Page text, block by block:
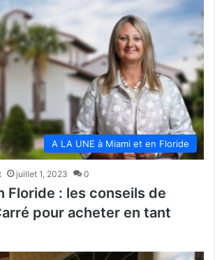
A LA UNE à Miami et en Floride
juillet 1, 2023 0
Floride : les conseils de
pour acheter en tant